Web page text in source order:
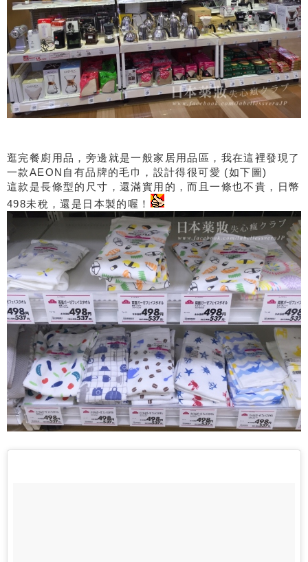
逛完餐廚用品，旁邊就是一般家居用品區，我在這裡發現了
一款AEON自有品牌的毛巾，設計得很可愛 (如下圖)
這款是長條型的尺寸，還滿實用的，而且一條也不貴，日幣
498未稅，還是日本製的喔！